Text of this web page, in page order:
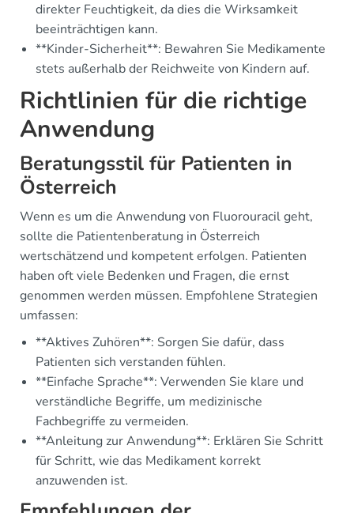
direkter Feuchtigkeit, da dies die Wirksamkeit
beeinträchtigen kann.
**Kinder-Sicherheit**: Bewahren Sie Medikamente
stets außerhalb der Reichweite von Kindern auf.
Richtlinien für die richtige
Anwendung
Beratungsstil für Patienten in
Österreich
Wenn es um die Anwendung von Fluorouracil geht,
sollte die Patientenberatung in Österreich
wertschätzend und kompetent erfolgen. Patienten
haben oft viele Bedenken und Fragen, die ernst
genommen werden müssen. Empfohlene Strategien
umfassen:
**Aktives Zuhören**: Sorgen Sie dafür, dass
Patienten sich verstanden fühlen.
**Einfache Sprache**: Verwenden Sie klare und
verständliche Begriffe, um medizinische
Fachbegriffe zu vermeiden.
**Anleitung zur Anwendung**: Erklären Sie Schritt
für Schritt, wie das Medikament korrekt
anzuwenden ist.